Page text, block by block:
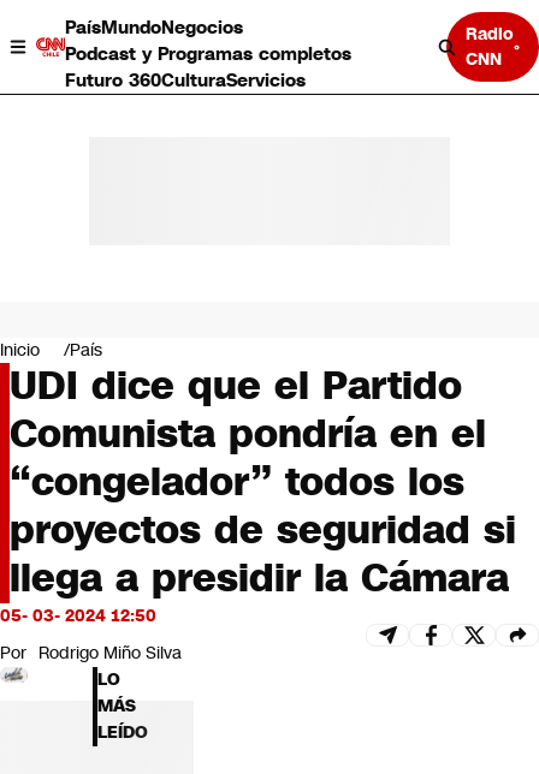
PaísMundoNegocios
Podcast y Programas completos
Futuro 360CulturaServicios
Radio
CNN
Negocios
Deportes
Programas completos
Cultura
Servicios
Bits
CNN Data
CNN tiempo
Futuro 360
Opinión
Inicio País
UDI dice que el Partido
Comunista pondría en el
“congelador” todos los
proyectos de seguridad si
llega a presidir la Cámara
05- 03- 2024 12:50
Por Rodrigo Miño Silva
LO
MÁS
LEÍDO